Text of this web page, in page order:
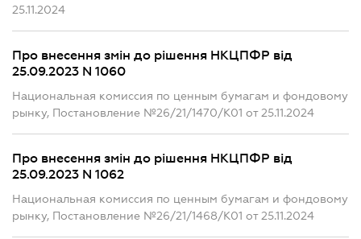
25.11.2024
Про внесення змін до рішення НКЦПФР від
25.09.2023 N 1060
Национальная комиссия по ценным бумагам и фондовому
рынку, Постановление №26/21/1470/К01 от 25.11.2024
Про внесення змін до рішення НКЦПФР від
25.09.2023 N 1062
Национальная комиссия по ценным бумагам и фондовому
рынку, Постановление №26/21/1468/К01 от 25.11.2024